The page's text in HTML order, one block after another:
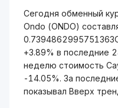
Сегодня обменный
Ondo (ONDO)
+3.89% в последние
неделю стоимость
-14.05%. За
показывал Вверх